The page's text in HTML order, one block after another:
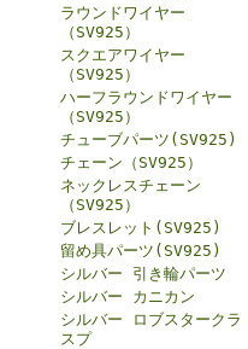
ラウンドワイヤー
（SV925）
スクエアワイヤー
（SV925）
ハーフラウンドワイヤー
（SV925）
チューブパーツ(SV925)
チェーン（SV925）
ネックレスチェーン
（SV925）
ブレスレット(SV925)
留め具パーツ(SV925)
シルバー 引き輪パーツ
シルバー カニカン
シルバー ロブスタークラ
スプ